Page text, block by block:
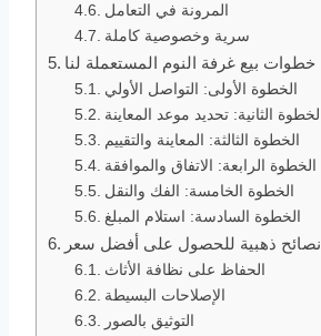
المرونة في التعامل
سرية وخصوصية كاملة
خطوات بيع غرفة النوم المستعملة لنا
الخطوة الأولى: التواصل الأولي
الخطوة الثانية: تحديد موعد المعاينة
الخطوة الثالثة: المعاينة والتقييم
الخطوة الرابعة: الاتفاق والموافقة
الخطوة الخامسة: الفك والنقل
الخطوة السادسة: استلام المبلغ
نصائح ذهبية للحصول على أفضل سعر
الحفاظ على نظافة الأثاث
الإصلاحات البسيطة
التوثيق بالصور